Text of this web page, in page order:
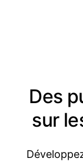
Des
sur